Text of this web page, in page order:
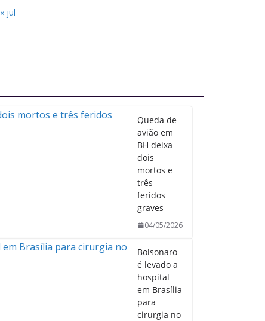
« jul
Queda de
avião em
BH deixa
dois
mortos e
três
feridos
graves
04/05/2026
Bolsonaro
é levado a
hospital
em Brasília
para
cirurgia no